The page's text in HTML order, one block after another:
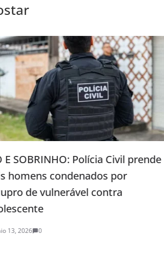
prende
Quem bebe
inimigos
país